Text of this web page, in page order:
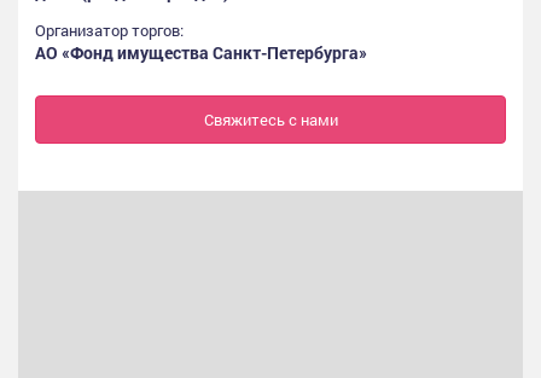
Организатор торгов:
АО «Фонд имущества Санкт-Петербурга»
Свяжитесь с нами